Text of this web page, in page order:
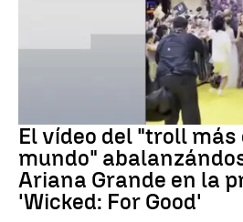
El vídeo del "troll más
mundo"
Ariana Grande en la
'Wicked: For Good'